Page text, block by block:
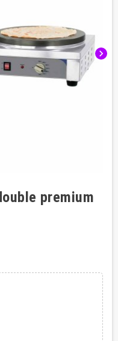
chevron_right
premium